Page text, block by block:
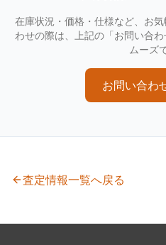
在庫状況・価格・仕様など、お
わせの際は、上記の「お問い合
ムーズ
お問い合わ
査定情報一覧へ戻る